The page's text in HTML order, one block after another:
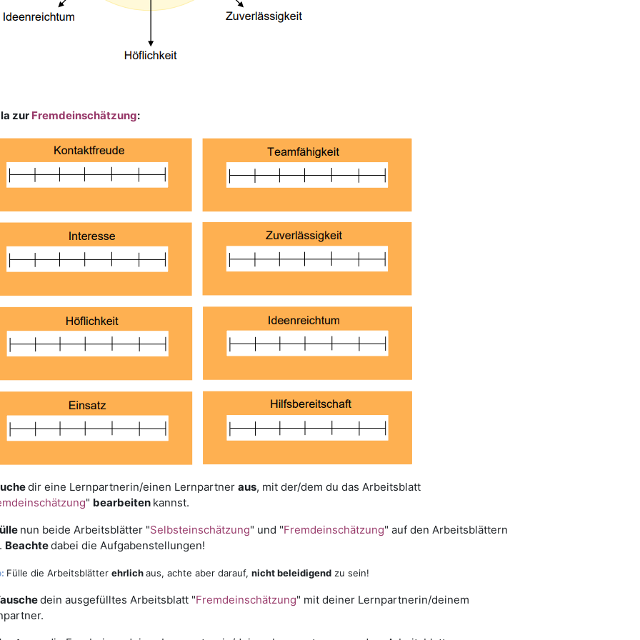
zur Fremdeinschätzung:
dir eine Lernpartnerin/einen Lernpartner aus, mit der/dem du das Arbeitsblatt
" bearbeiten kannst.
nun beide Arbeitsblätter "Selbsteinschätzung" und "Fremdeinschätzung" auf den Arbeitsblättern
Beachtedabei die Aufgabenstellungen!
Fülle die Arbeitsblätter ehrlichaus, achte aber darauf, nicht beleidigendzu sein!
dein ausgefülltes Arbeitsblatt "Fremdeinschätzung" mit deiner Lernpartnerin/deinem